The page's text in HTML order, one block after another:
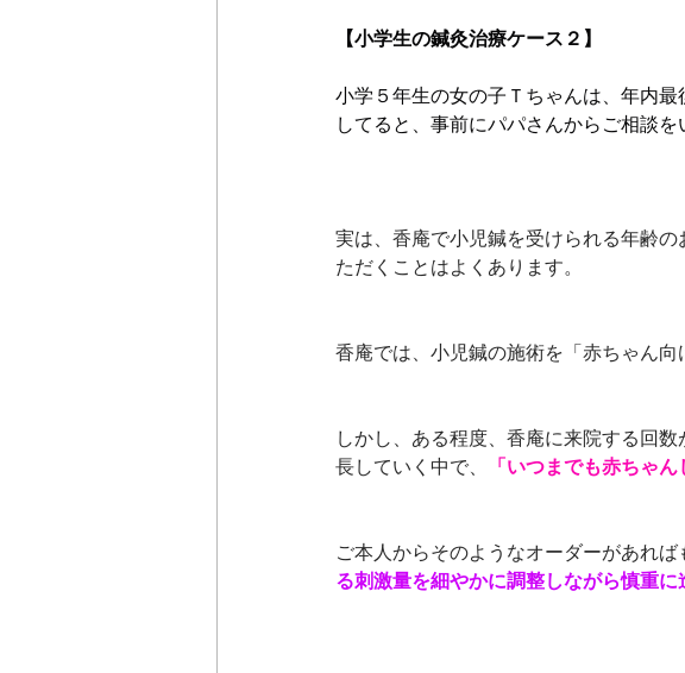
【小学生の鍼灸治療ケース２】
小学５年生の女の子Ｔちゃんは、年内最
してると、事前にパパさんからご相談を
実は、香庵で小児鍼を受けられる年齢
ただくことはよくあります。
香庵では、小児鍼の施術を「赤ちゃん向
しかし、ある程度、香庵に来院する回
長していく中で、
「いつまでも赤ちゃん
ご本人からそのようなオーダーがあれば
る刺激量を細やかに調整しながら慎重に